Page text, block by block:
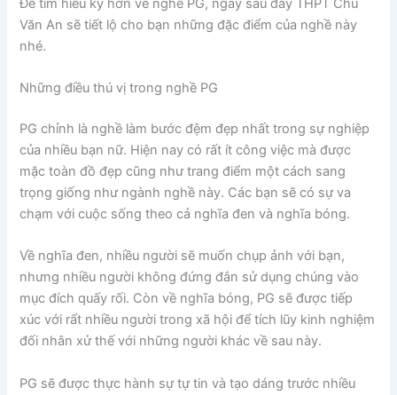
Để tìm hiểu kỹ hơn về nghề PG, ngay sau đây THPT Chu
Văn An sẽ tiết lộ cho bạn những đặc điểm của nghề này
nhé.
Những điều thú vị trong nghề PG
PG chỉnh là nghề làm bước đệm đẹp nhất trong sự nghiệp
của nhiều bạn nữ. Hiện nay có rất ít công việc mà được
mặc toàn đồ đẹp cũng như trang điểm một cách sang
trọng giống như ngành nghề này. Các bạn sẽ có sự va
chạm với cuộc sống theo cả nghĩa đen và nghĩa bóng.
Về nghĩa đen, nhiều người sẽ muốn chụp ảnh với bạn,
nhưng nhiều người không đứng đắn sử dụng chúng vào
mục đích quấy rối. Còn về nghĩa bóng, PG sẽ được tiếp
xúc với rất nhiều người trong xã hội để tích lũy kinh nghiệm
đối nhân xử thế với những người khác về sau này.
PG sẽ được thực hành sự tự tin và tạo dáng trước nhiều